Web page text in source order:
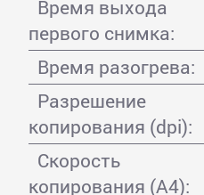
Время выхода
первого снимка:
Время разогрева:
Разрешение
копирования (dpi):
Скорость
копирования (A4):